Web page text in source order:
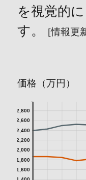
を視覚的
す。
[情報更
価格（万円）
1,600
1,800
2,000
2,200
2,400
2,600
2,800